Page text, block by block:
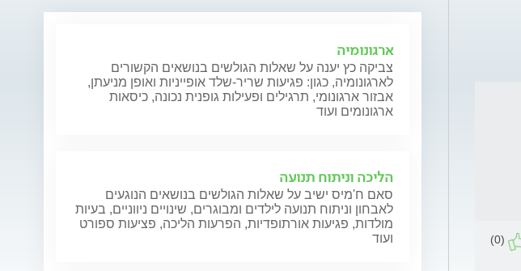
(0)
ארגונומיה
צביקה כץ יענה על שאלות הגולשים בנושאים הקשורים
לארגונומיה, כגון: פגיעות שריר-שלד אופייניות ואופן מניעתן,
אבזור ארגונומי, תרגילים ופעילות גופנית נכונה, כיסאות
ארגונומים ועוד
הליכה וניתוח תנועה
סאם ח'מיס ישיב על שאלות הגולשים בנושאים הנוגעים
לאבחון וניתוח תנועה לילדים ומבוגרים, שינויים ניווניים, בעיות
מולדות, פגיעות אורתופדיות, הפרעות הליכה, פציעות ספורט
ועוד